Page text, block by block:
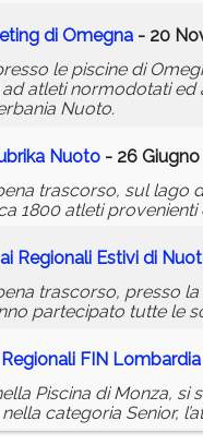
di Omegna - 20
le piscine di
ad atleti normodotati
Nuoto.
Nuoto - 26 Giugno
trascorso, sul lago
1800 atleti
Regionali Estivi di
trascorso, presso
partecipato tutte le
FIN Lombardia
Piscina di Monza, si
categoria Senior,